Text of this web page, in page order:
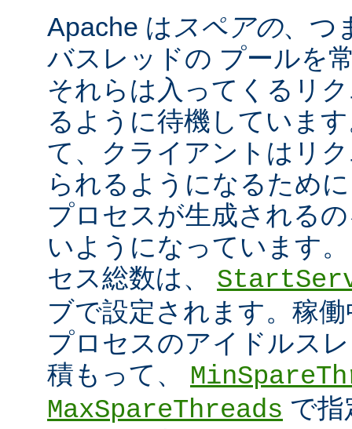
Apache は スペアの、つ
バスレッドの プールを
それらは入ってくるリ
るように待機していま
て、クライアントはリ
られるようになるため
プロセスが生成される
いようになっています
セス総数は、
ブで設定されます。稼
プロセスのアイドルス
積もって、
MaxSpareThreads で指